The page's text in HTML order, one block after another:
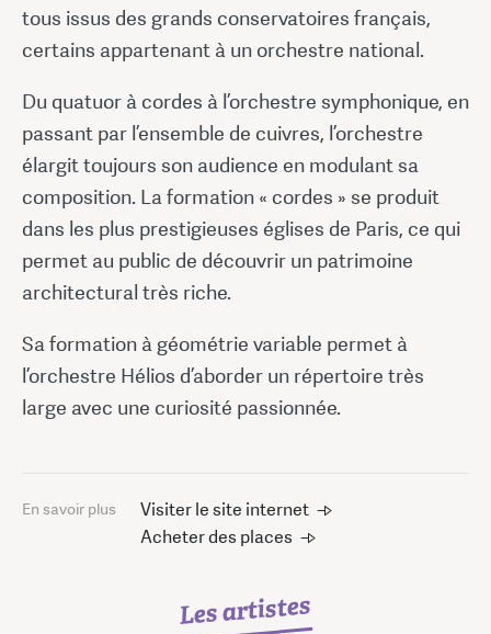
tous issus des grands conservatoires français,
certains appartenant à un orchestre national.
Du quatuor à cordes à l’orchestre symphonique, en
passant par l’ensemble de cuivres, l’orchestre
élargit toujours son audience en modulant sa
composition. La formation « cordes » se produit
dans les plus prestigieuses églises de Paris, ce qui
permet au public de découvrir un patrimoine
architectural très riche.
Sa formation à géométrie variable permet à
l’orchestre Hélios d’aborder un répertoire très
large avec une curiosité passionnée.
En savoir plus
Visiter le site internet
Acheter des places
Les artistes